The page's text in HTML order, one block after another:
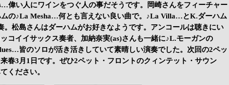
偉い人にワインをつぐ人の事だそうです。岡崎さんをフィーチャー
ムの♪La Mesha…何とも言えない良い曲で。♪La Villa…とK.ダーハム
。松島さんはダーハムがお好きなようです。アンコールは聴きにい
コイイサックス奏者、加納奈実(as)さんも一緒に♪L.モーガンの
皆のソロが活き活きしていて素晴しい演奏でした。次回の2ペッ
来春3月1日です。ぜひ2ペット・フロントのクィンテット・サウン
ください。